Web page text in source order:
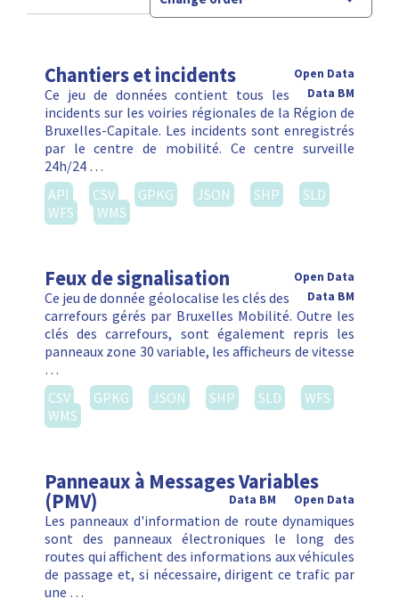
Chantiers et incidents
Open Data
Data BM
Ce jeu de données contient tous les
incidents sur les voiries régionales de la Région de
Bruxelles-Capitale. Les incidents sont enregistrés
par le centre de mobilité. Ce centre surveille
24h/24 …
API
CSV GPKG JSON SHP
SLD
WFS
WMS
Feux de signalisation
Open Data
Data BM
Ce jeu de donnée géolocalise les clés des
carrefours gérés par Bruxelles Mobilité. Outre les
clés des carrefours, sont également repris les
panneaux zone 30 variable, les afficheurs de vitesse
…
CSV
GPKG JSON SHP SLD
WFS
WMS
Panneaux à Messages Variables
(PMV) Open Data
Data BM
Les panneaux d'information de route dynamiques
sont des panneaux électroniques le long des
routes qui affichent des informations aux véhicules
de passage et, si nécessaire, dirigent ce trafic par
une …